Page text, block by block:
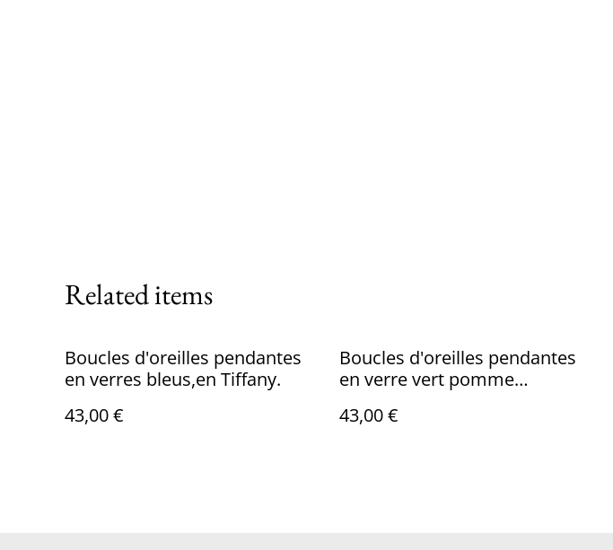
Related items
Boucles d'oreilles pendantes
en verres bleus,en Tiffany.
43,00 €
Boucles d'oreilles pendantes
en verre vert pomme
43,00 €